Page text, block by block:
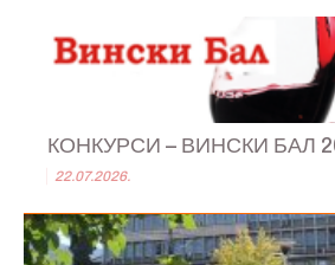
КОНКУРСИ – ВИНСКИ БАЛ
22.07.2026.